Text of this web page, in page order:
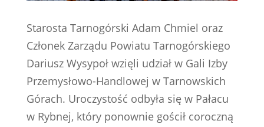
Starosta Tarnogórski Adam Chmiel oraz
Członek Zarządu Powiatu Tarnogórskiego
Dariusz Wysypoł wzięli udział w Gali Izby
Przemysłowo-Handlowej w Tarnowskich
Górach. Uroczystość odbyła się w Pałacu
w Rybnej, który ponownie gościł coroczną